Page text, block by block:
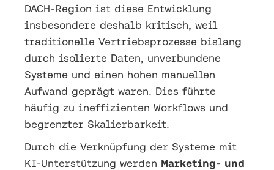
DACH-Region ist diese Entwicklung
insbesondere deshalb kritisch, weil
traditionelle Vertriebsprozesse bislang
durch isolierte Daten, unverbundene
Systeme und einen hohen manuellen
Aufwand geprägt waren. Dies führte
häufig zu ineffizienten Workflows und
begrenzter Skalierbarkeit.
Durch die Verknüpfung der Systeme mit
KI-Unterstützung werden Marketing- und